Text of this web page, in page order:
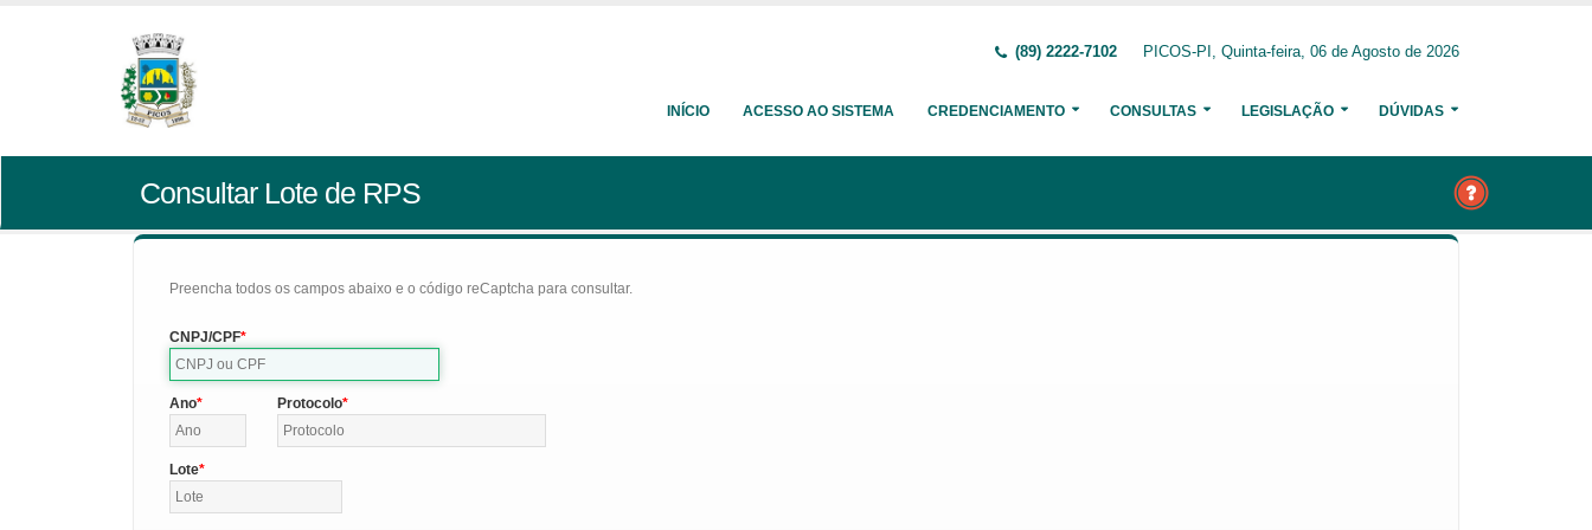
(89) 2222-7102 PICOS-PI, Quinta-feira, 06 de Agosto de 2026
INÍCIO ACESSO AO SISTEMA CREDENCIAMENTO CONSULTAS LEGISLAÇÃO DÚVIDAS
Consultar Lote de RPS
Preencha todos os campos abaixo e o código reCaptcha para consultar.
CNPJ/CPF
Ano Protocolo
Lote